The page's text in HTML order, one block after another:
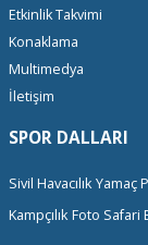
Etkinlik Takvimi
Konaklama
Multimedya
İletişim
SPOR DALLARI
Sivil Havacılık Yamaç
Kampçılık Foto Safari